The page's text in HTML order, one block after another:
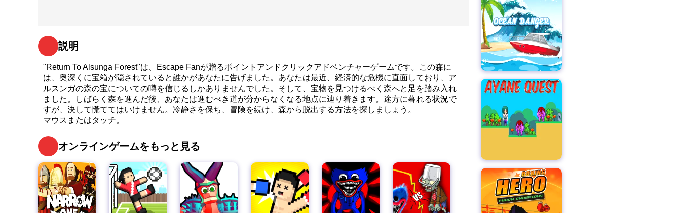
説明
"Return To Alsunga Forest"は、Escape Fanが贈るポイントアンドクリックアドベンチャーゲームです。この森に
は、奥深くに宝箱が隠されていると誰かがあなたに告げました。あなたは最近、経済的な危機に直面しており、ア
ルスンガの森の宝についての噂を信じるしかありませんでした。そして、宝物を見つけるべく森へと足を踏み入れ
ました。しばらく森を進んだ後、あなたは進むべき道が分からなくなる地点に辿り着きます。途方に暮れる状況で
すが、決して慌ててはいけません。冷静さを保ち、冒険を続け、森から脱出する方法を探しましょう。
マウスまたはタッチ。
オンラインゲームをもっと見る